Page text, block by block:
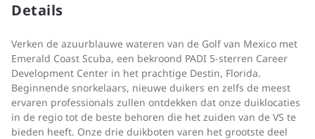
Details
Verken de azuurblauwe wateren van de Golf van Mexico met
Emerald Coast Scuba, een bekroond PADI 5-sterren Career
Development Center in het prachtige Destin, Florida.
Beginnende snorkelaars, nieuwe duikers en zelfs de meest
ervaren professionals zullen ontdekken dat onze duiklocaties
in de regio tot de beste behoren die het zuiden van de VS te
bieden heeft. Onze drie duikboten varen het grootste deel